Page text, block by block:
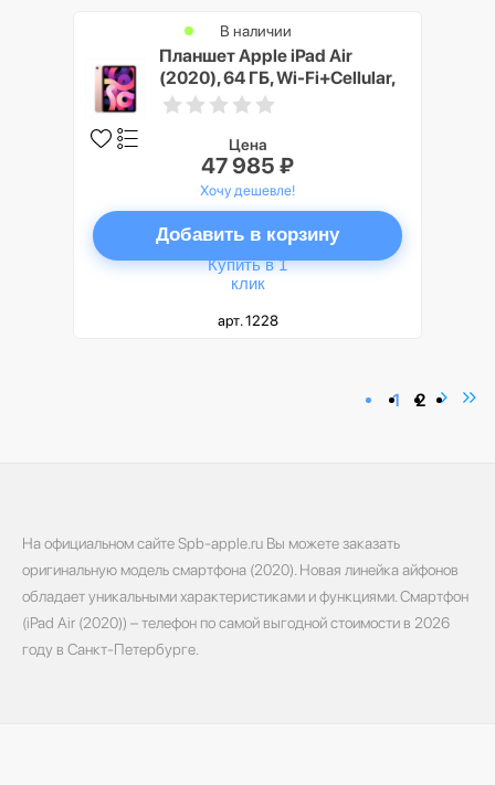
Планшет Apple iPad Air
(2020), 64 ГБ, Wi-Fi+Cellular,
розовый
В наличии
Цена
47 985 ₽
Хочу дешевле!
Добавить в корзину
Купить в 1
клик
арт. 1228
1 2
На официальном сайте Spb-apple.ru Вы можете заказать
оригинальную модель смартфона (2020). Новая линейка айфонов
обладает уникальными характеристиками и функциями. Смартфон
(iPad Air (2020)) – телефон по самой выгодной стоимости в 2026
году в Санкт-Петербурге.